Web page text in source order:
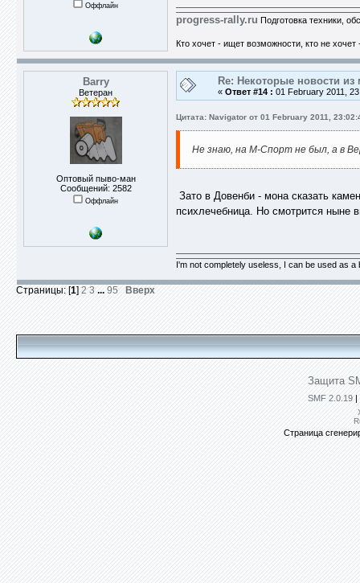
Оффлайн
progress-rally.ru Подготовка техники,
Кто хочет - ищет возможности, кто не
Barry
Ветеран
Оптовый пыво-ман
Сообщений: 2582
Оффлайн
Re: Некоторые новости
« Ответ #14 : 01 February 2011,
Цитата: Navigator от 01 February 2011,
Не знаю, на М-Спорт не был, а в
Зато в Довенби - мона сказать
психлечебница. Но смотрится ныне
I'm not completely useless, I can be used as a
Страницы: [1] 2 3 ... 95 Вверх
Защита
SMF 2.0.19 |
Страница